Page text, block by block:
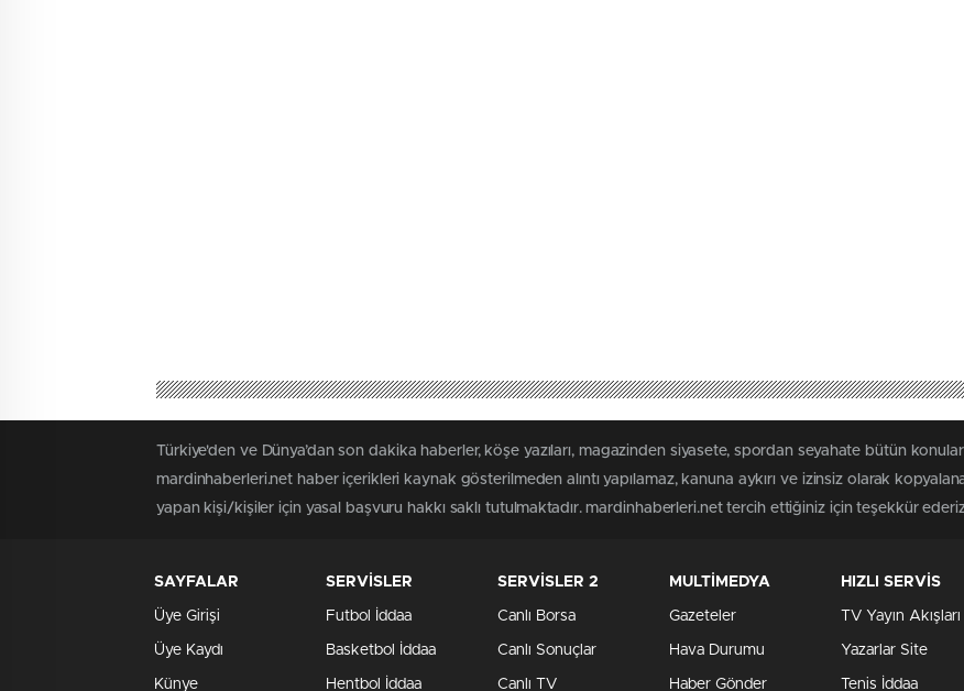
Türkiye'den ve Dünya’dan son dakika haberler, köşe yazıları, magazinden siyasete, spordan seyahate bütün
mardinhaberleri.net haber içerikleri kaynak gösterilmeden alıntı yapılamaz, kanuna aykırı ve izinsiz olarak
yapan kişi/kişiler için yasal başvuru hakkı saklı tutulmaktadır. mardinhaberleri.net tercih ettiğiniz için teşekkür
SAYFALAR
Üye Girişi
Üye Kaydı
Künye
SERVİSLER
Futbol İddaa
Basketbol İddaa
Hentbol İddaa
SERVİSLER 2
Canlı Borsa
Canlı Sonuçlar
Canlı TV
MULTİMEDYA
Gazeteler
Hava Durumu
Haber Gönder
HIZLI SERVİS
TV Yayın Akışları
Yazarlar Site
Tenis İddaa